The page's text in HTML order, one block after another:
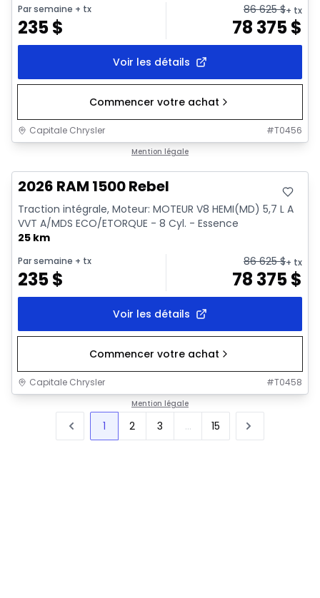
Par semaine + tx
235$
86 625$+ tx
78 375$
Voir les détails
Commencer votre achat
Capitale Chrysler #T0456
Mention légale
2026 RAM 1500 Rebel
Traction intégrale, Moteur: MOTEUR V8 HEMI(MD) 5,7 L A
VVT A/MDS ECO/ETORQUE - 8 Cyl. - Essence
25 km
Par semaine + tx
235$
86 625$+ tx
78 375$
Voir les détails
Commencer votre achat
Capitale Chrysler #T0458
Mention légale
1 2 3 ... 15